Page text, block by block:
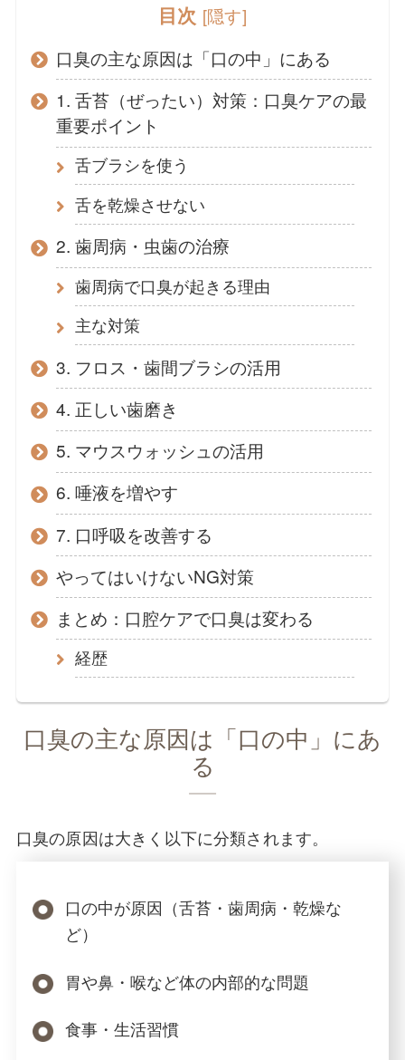
目次 [隠す]
口臭の主な原因は「口の中」にある
1. 舌苔（ぜったい）対策：口臭ケアの最
重要ポイント
舌ブラシを使う
舌を乾燥させない
2. 歯周病・虫歯の治療
歯周病で口臭が起きる理由
主な対策
3. フロス・歯間ブラシの活用
4. 正しい歯磨き
5. マウスウォッシュの活用
6. 唾液を増やす
7. 口呼吸を改善する
やってはいけないNG対策
まとめ：口腔ケアで口臭は変わる
経歴
口臭の主な原因は「口の中」にあ
る
口臭の原因は大きく以下に分類されます。
口の中が原因（舌苔・歯周病・乾燥な
ど）
胃や鼻・喉など体の内部的な問題
食事・生活習慣